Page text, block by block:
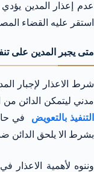
عدم إعذار المدين
استقر عليه القضاء
متى يجبر المدين على
مدني ليتمكن الدائن من
التنفيذ بالتعويض في
بشرط الا يلحق الدائن
وننوه لأهمية الاعذار